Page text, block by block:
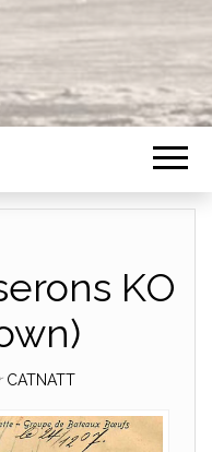
KO
CATNATT